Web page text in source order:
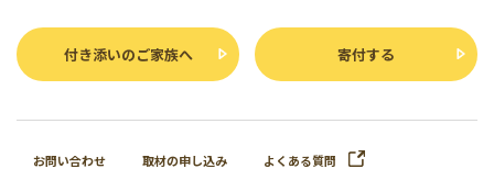
付き添いのご家族へ 寄付する
お問い合わせ 取材の申し込み よくある質問